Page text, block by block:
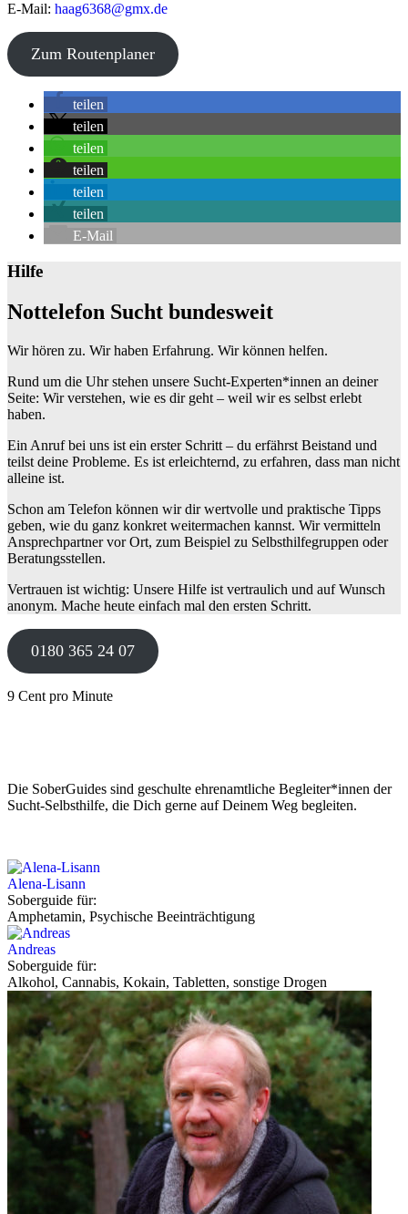
E-Mail: haag6368@gmx.de
Zum Routenplaner
teilen
teilen
teilen
teilen
teilen
teilen
E-Mail
Hilfe
Nottelefon Sucht bundesweit
Wir hören zu. Wir haben Erfahrung. Wir können helfen.
Rund um die Uhr stehen unsere Sucht-Experten*innen an deiner
Seite: Wir verstehen, wie es dir geht – weil wir es selbst erlebt
haben.
Ein Anruf bei uns ist ein erster Schritt – du erfährst Beistand und
teilst deine Probleme. Es ist erleichternd, zu erfahren, dass man nicht
alleine ist.
Schon am Telefon können wir dir wertvolle und praktische Tipps
geben, wie du ganz konkret weitermachen kannst. Wir vermitteln
Ansprechpartner vor Ort, zum Beispiel zu Selbsthilfegruppen oder
Beratungsstellen.
Vertrauen ist wichtig: Unsere Hilfe ist vertraulich und auf Wunsch
anonym. Mache heute einfach mal den ersten Schritt.
0180 365 24 07
9 Cent pro Minute
Die SoberGuides sind geschulte ehrenamtliche Begleiter*innen der
Sucht-Selbsthilfe, die Dich gerne auf Deinem Weg begleiten.
Alena-Lisann
Soberguide für:
Amphetamin, Psychische Beeinträchtigung
Andreas
Soberguide für:
Alkohol, Cannabis, Kokain, Tabletten, sonstige Drogen